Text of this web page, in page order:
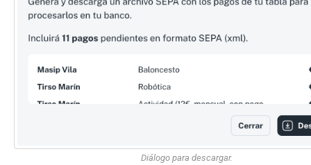
Diálogo para descargar.